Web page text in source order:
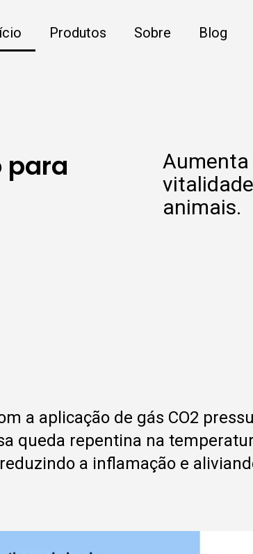
Produtos Sobre Blog
para
Aumenta
animais.
a aplicação de gás CO2
queda repentina na
a inflamação e